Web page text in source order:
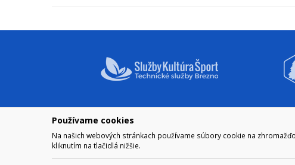
Používame cookies
Na našich webových stránkach používame súbory cookie na
kliknutím na tlačidlá nižšie.
NAVIGÁCIA
Mesto Brezno
Samospráva
OTVÁRACIE